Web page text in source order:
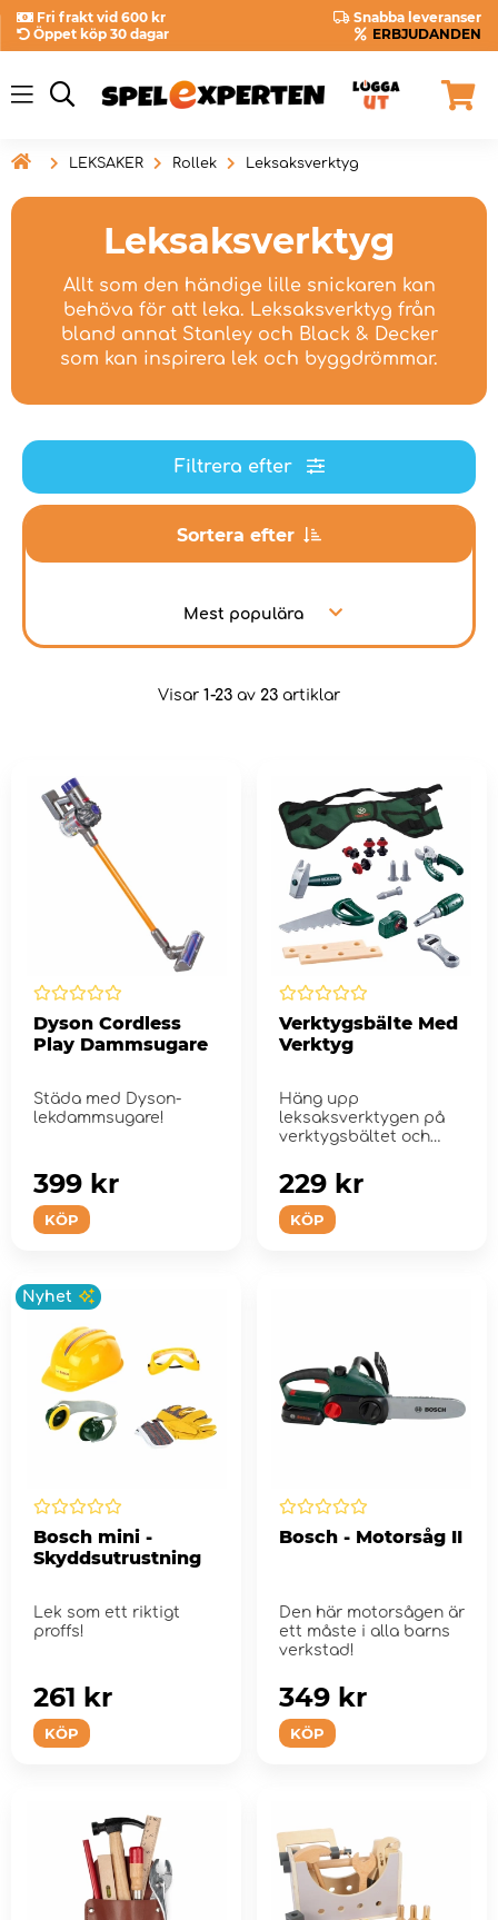
Fri frakt vid 600 kr
Snabba leveranser
Öppet köp 30 dagar
ERBJUDANDEN
 LEKSAKER Rollek Leksaksverktyg
Leksaksverktyg
Allt som den händige lille snickaren kan
behöva för att leka. Leksaksverktyg från
bland annat Stanley och Black & Decker
som kan inspirera lek och byggdrömmar.
Filtrera efter
Sortera efter
Mest populära
Visar 1-23 av 23 artiklar
Dyson Cordless
Play Dammsugare
Städa med Dyson-
lekdammsugare!
KÖP
399 kr
Verktygsbälte Med
Verktyg
Häng upp
leksaksverktygen på
verktygsbältet och
KÖP
229 kr
Nyhet
Bosch mini -
Skyddsutrustning
Lek som ett riktigt
proffs!
KÖP
261 kr
Bosch - Motorsåg II
Den här motorsågen är
ett måste i alla barns
verkstad!
KÖP
349 kr